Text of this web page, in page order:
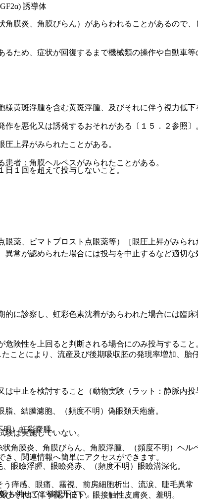
膜炎、角膜びらん）があらわれることがあるので
ため、症状が回復するまで機械類の操作や自動車等
黄斑浮腫を含む黄斑浮腫、及びそれに伴う視力低下
を悪化又は誘発するおそれがある〔１５．２参照〕
上昇がみられたことがある。
者：角膜ヘルペスがみられたことがある。
薬、ビマトプロスト点眼薬等）［眼圧上昇がみられ
険性を上回ると判断される場合にのみ投与するこ
ことにより、流産及び後期吸収胚の発現率増加、胎
中止を検討すること（動物実験（ラット：静脈内
は実施していない。
誘導体
１回を超えて投与しないこと。
常が認められた場合には投与を中止するなど適切な
に診察し、虹彩色素沈着があらわれた場合には臨床
、結膜濾胞、（頻度不明）偽眼類天疱瘡。
）虹彩嚢腫。
膜炎、角膜びらん、角膜浮腫、（頻度不明）ヘル
眼瞼浮腫、眼瞼発赤、（頻度不明）眼瞼溝深化。
痒感、眼痛、霧視、前房細胞析出、流涙、睫毛異
それに伴う視力低下、眼接触性皮膚炎、羞明。
、関連情報へ簡単にアクセスができます。
も併せてご確認下さい。